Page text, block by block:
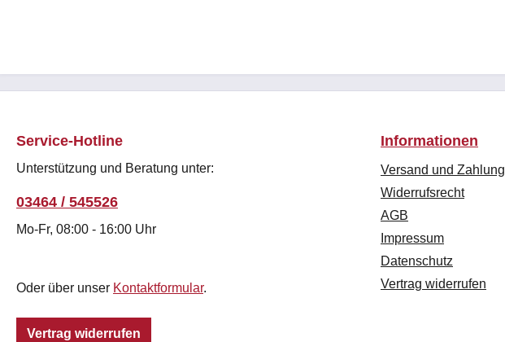
Service-Hotline
Unterstützung und Beratung unter:
03464 / 545526
Mo-Fr, 08:00 - 16:00 Uhr
Oder über unser Kontaktformular.
Vertrag widerrufen
Informationen
Versand und Zahlung
Widerrufsrecht
AGB
Impressum
Datenschutz
Vertrag widerrufen